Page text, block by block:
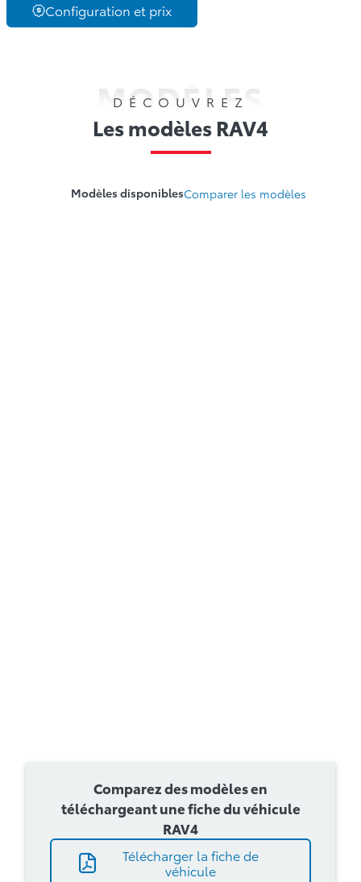
Configuration et prix
MODÈLES
DÉCOUVREZ
Les modèles RAV4
Modèles disponiblesComparer les modèles
Comparez des modèles en
téléchargeant une fiche du véhicule
RAV4
Télécharger la fiche de
véhicule